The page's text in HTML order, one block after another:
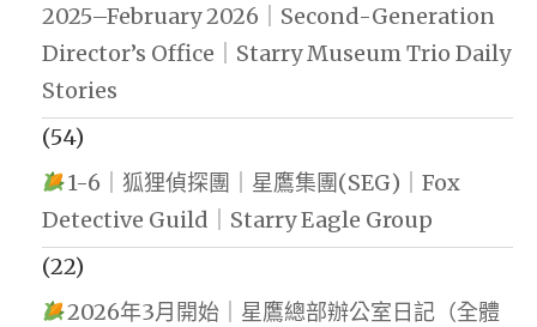
2025–February 2026｜Second-Generation
Director’s Office｜Starry Museum Trio Daily
Stories
(54)
1-6｜狐狸偵探團｜星鷹集團(SEG)｜Fox
Detective Guild｜Starry Eagle Group
(22)
2026年3月開始｜星鷹總部辦公室日記（全體